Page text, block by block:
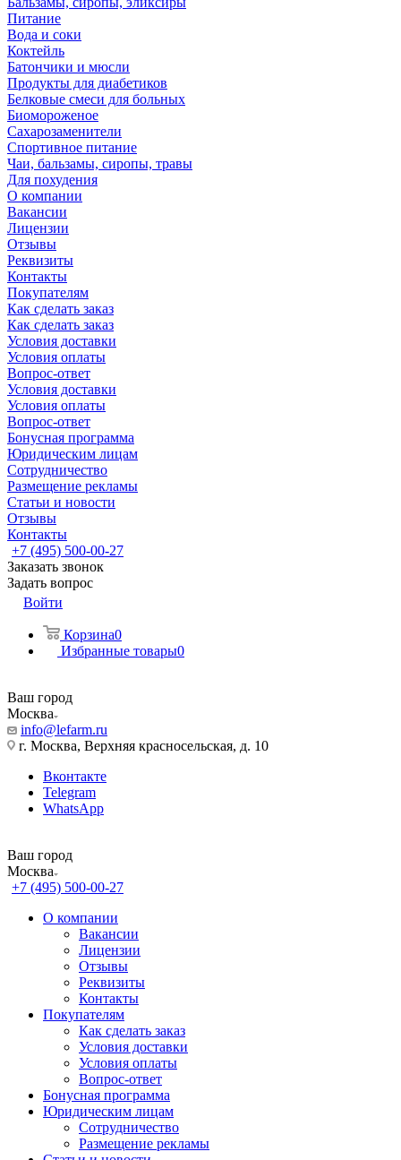
Питание
Вода и соки
Коктейль
Батончики и мюсли
Продукты для диабетиков
Белковые смеси для больных
Биомороженое
Сахарозаменители
Спортивное питание
Чаи, бальзамы, сиропы, травы
Для похудения
О компании
Вакансии
Лицензии
Отзывы
Реквизиты
Контакты
Покупателям
Как сделать заказ
Как сделать заказ
Условия доставки
Условия оплаты
Вопрос-ответ
Условия доставки
Условия оплаты
Вопрос-ответ
Бонусная программа
Юридическим лицам
Сотрудничество
Размещение рекламы
Статьи и новости
Отзывы
Контакты
+7 (495) 500-00-27
Заказать звонок
Задать вопрос
Войти
Корзина0
Избранные товары0
Ваш город
Москва
info@lefarm.ru
г. Москва, Верхняя красносельская, д. 10
Вконтакте
Telegram
WhatsApp
Ваш город
Москва
+7 (495) 500-00-27
О компании
Вакансии
Лицензии
Отзывы
Реквизиты
Контакты
Покупателям
Как сделать заказ
Условия доставки
Условия оплаты
Вопрос-ответ
Бонусная программа
Юридическим лицам
Сотрудничество
Размещение рекламы